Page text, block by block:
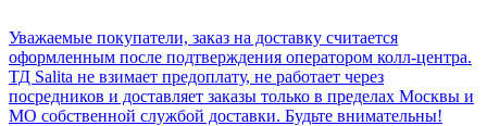
Уважаемые покупатели, заказ на доставку считается
оформленным после подтверждения оператором колл-центра.
ТД Salita не взимает предоплату, не работает через
посредников и доставляет заказы только в пределах Москвы и
МО собственной службой доставки. Будьте внимательны!